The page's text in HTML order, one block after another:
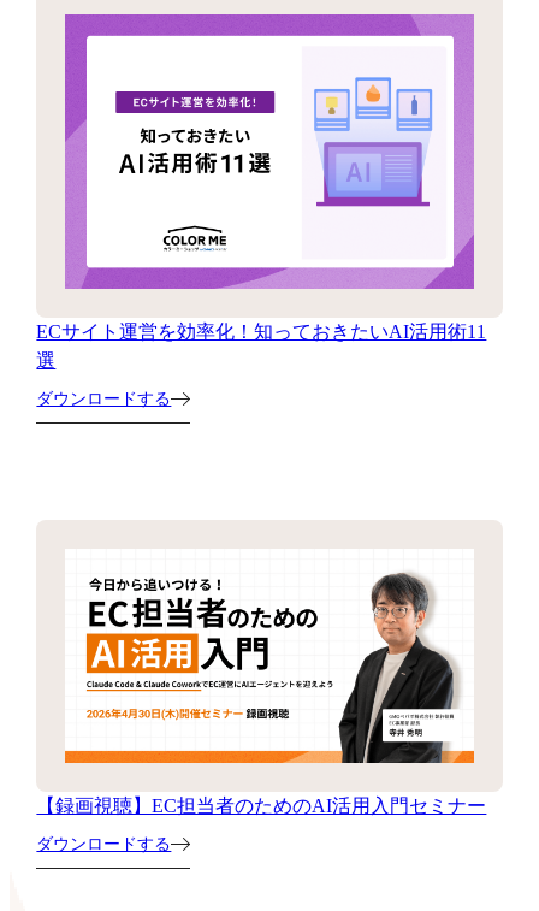
ECサイト運営を効率化！知っておきたいAI活用術11
選
ダウンロードする
【録画視聴】EC担当者のためのAI活用入門セミナー
ダウンロードする